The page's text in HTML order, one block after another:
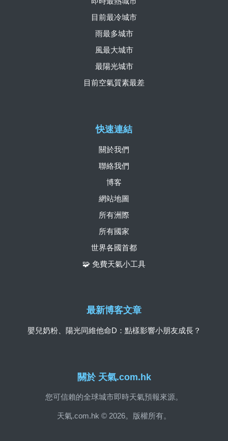
關於 天氣.com.hk
您可信賴的全球城市即時天氣預報來源。
天氣.com.hk © 2026。版權所有。
快速連結
關於我們
聯絡我們
博客
網站地圖
所有洲際
所有國家
世界各國首都
🧩 免費天氣小工具
目前最冷城市
雨最多城市
風最大城市
最陽光城市
目前空氣質素最差
最新博客文章
嬰兒奶粉、陽光同維他命D：點樣影響小朋友成長？